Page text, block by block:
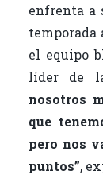
enfrenta a
temporada
el equipo
líder de
nosotros
que
pero nos
puntos”,